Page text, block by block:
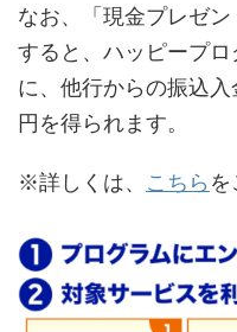
なお、「現金プレゼ
すると、ハッピープ
に、他行からの振込
円を得られます。
※詳しくは、 こちら を